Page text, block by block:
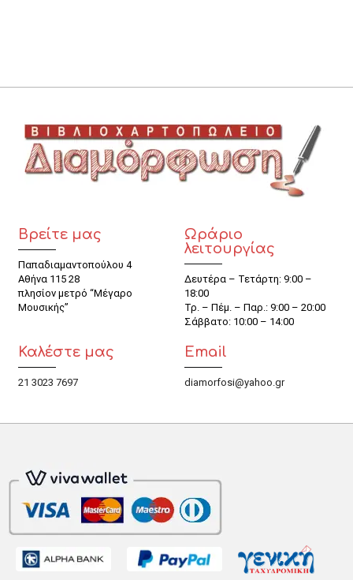
Βρείτε μας
Παπαδιαμαντοπούλου 4
Αθήνα 115 28
πλησίον μετρό “Μέγαρο
Μουσικής”
Ωράριο
λειτουργίας
Δευτέρα – Τετάρτη: 9:00 –
18:00
Τρ. – Πέμ. – Παρ.: 9:00 – 20:00
Σάββατο: 10:00 – 14:00
Καλέστε μας
21 3023 7697
Email
diamorfosi@yahoo.gr